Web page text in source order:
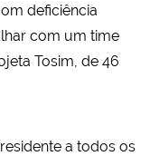
deficiência
com um time
Tosim, de 46
a todos os